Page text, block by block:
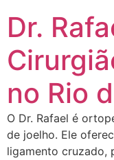
Dr.
no Rio
O Dr. Rafael é
de joelho. Ele
ligamento cruzado,